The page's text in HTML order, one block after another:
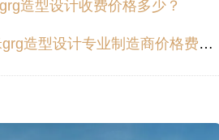
造型设计收费价格多少？
型设计专业制造商价格费用报价收费多少？